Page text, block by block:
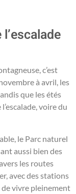
c’est
à avril, les
que les étés
voire du
le Parc naturel
aussi bien des
les routes
avec des stations
de vivre pleinement